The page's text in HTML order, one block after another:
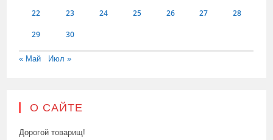
22 23 24 25 26 27 28
29 30
« Май Июл »
О САЙТЕ
Дорогой товарищ!